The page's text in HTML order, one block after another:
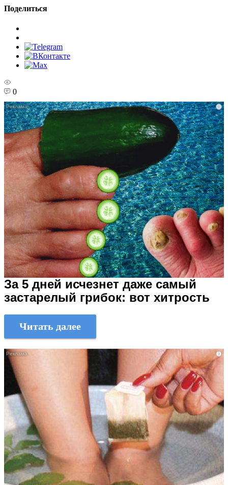
Поделиться
0
i
За 5 дней исчезнет даже самый
застарелый грибок: вот хитрость
Читать далее
i